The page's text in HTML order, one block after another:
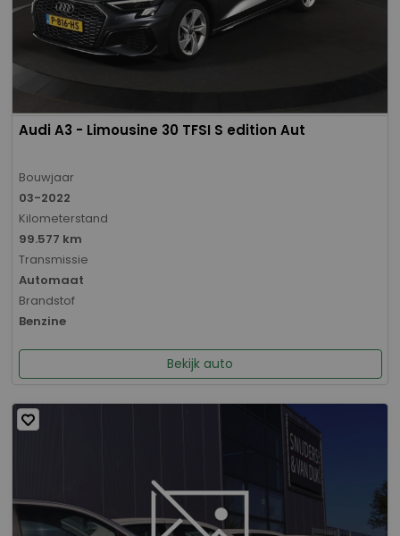
Audi A3 - Limousine 30 TFSI S edition Aut
Bouwjaar
03-2022
Kilometerstand
99.577 km
Transmissie
Automaat
Brandstof
Benzine
Bekijk auto